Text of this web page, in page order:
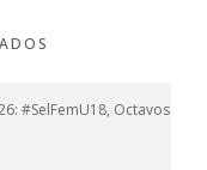
#SelFemU18, Octavos